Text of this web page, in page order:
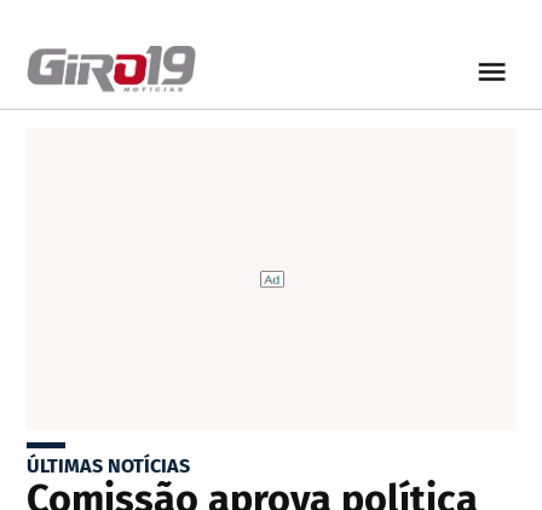
ÚLTIMAS NOTÍCIAS
Comissão aprova política